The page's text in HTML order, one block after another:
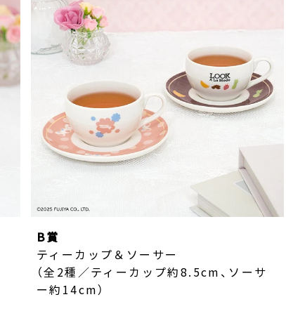
B賞
ティーカップ＆ソーサー
（全2種／ティーカップ約8.5cm、ソーサ
ー約14cm）